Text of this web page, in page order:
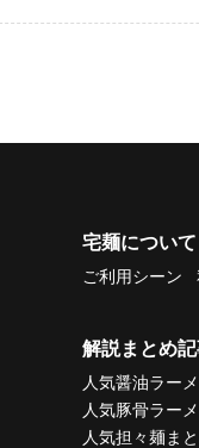
宅麺について
ご利用シーン
解説まとめ
人気醤油ラー
人気豚骨ラー
人気担々麺ま